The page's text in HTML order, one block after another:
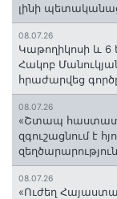
լինի
08.07.26
️Կաթողիկոսի և 6
Հակոբ
հրաժարվեց
08.07.26
«Շտապ
զգուշացնում է
08.07.26
«Ուժեղ